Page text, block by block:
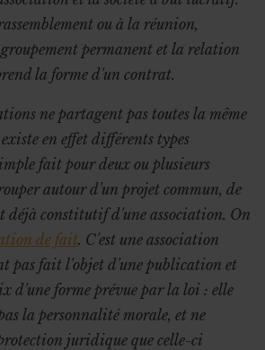
ou à la réunion,
permanent et la relation
la forme d'un contrat.
ne partagent pas toutes la même
en effet différents types
fait pour deux ou plusieurs
autour d'un projet commun, de
déjà constitutif d'une association. On
de fait. C'est une association
pas fait l'objet d'une publication et
d'une forme prévue par la loi : elle
la personnalité morale, et ne
juridique que celle-ci